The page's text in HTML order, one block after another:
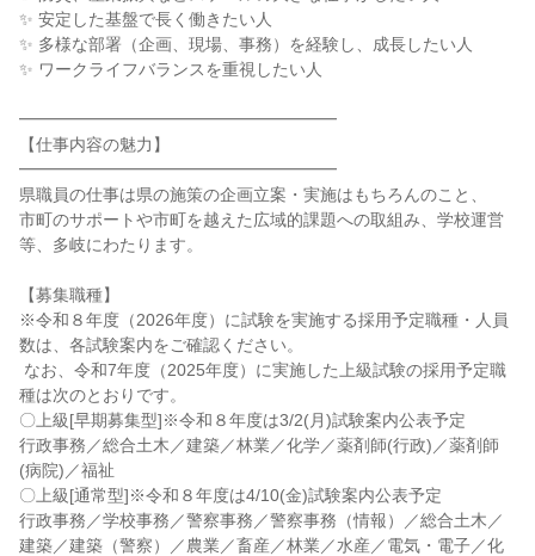
✨ 安定した基盤で長く働きたい人
✨ 多様な部署（企画、現場、事務）を経験し、成長したい人
✨ ワークライフバランスを重視したい人
━━━━━━━━━━━━━━━━━━━
【仕事内容の魅力】
━━━━━━━━━━━━━━━━━━━
県職員の仕事は県の施策の企画立案・実施はもちろんのこと、
市町のサポートや市町を越えた広域的課題への取組み、学校運営
等、多岐にわたります。
【募集職種】
※令和８年度（2026年度）に試験を実施する採用予定職種・人員
数は、各試験案内をご確認ください。
種は次のとおりです。
〇上級[早期募集型]※令和８年度は3/2(月)試験案内公表予定
行政事務／総合土木／建築／林業／化学／薬剤師(行政)／薬剤師
(病院)／福祉
〇上級[通常型]※令和８年度は4/10(金)試験案内公表予定
行政事務／学校事務／警察事務／警察事務（情報）／総合土木／
建築／建築（警察）／農業／畜産／林業／水産／電気・電子／化